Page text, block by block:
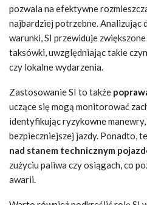
pozwala na efektywne
najbardziej potrzebne. Analizując
warunki, SI przewiduje
taksówki, uwzględniając takie
czy lokalne wydarzenia.
Zastosowanie SI to także
uczące się mogą monitorować
identyfikując ryzykowne
bezpieczniejszej jazdy. Ponadto,
nad stanem technicznym
zużyciu paliwa czy osiągach, co
awarii.